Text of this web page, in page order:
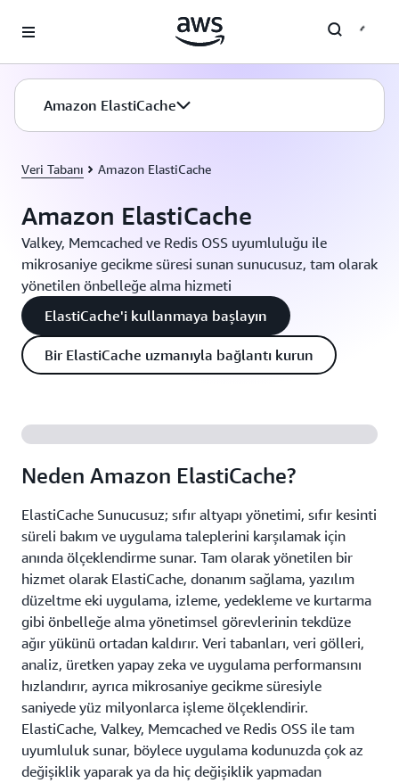
Amazon ElastiCache
Veri Tabanı Amazon ElastiCache
Amazon ElastiCache
Valkey, Memcached ve Redis OSS uyumluluğu ile
mikrosaniye gecikme süresi sunan sunucusuz, tam olarak
yönetilen önbelleğe alma hizmeti
ElastiCache'i kullanmaya başlayın
Bir ElastiCache uzmanıyla bağlantı kurun
Neden Amazon ElastiCache?
ElastiCache Sunucusuz; sıfır altyapı yönetimi, sıfır kesinti
süreli bakım ve uygulama taleplerini karşılamak için
anında ölçeklendirme sunar. Tam olarak yönetilen bir
hizmet olarak ElastiCache, donanım sağlama, yazılım
düzeltme eki uygulama, izleme, yedekleme ve kurtarma
gibi önbelleğe alma yönetimsel görevlerinin tekdüze
ağır yükünü ortadan kaldırır. Veri tabanları, veri gölleri,
analiz, üretken yapay zeka ve uygulama performansını
hızlandırır, ayrıca mikrosaniye gecikme süresiyle
saniyede yüz milyonlarca işleme ölçeklendirir.
ElastiCache, Valkey, Memcached ve Redis OSS ile tam
uyumluluk sunar, böylece uygulama kodunuzda çok az
değişiklik yaparak ya da hiç değişiklik yapmadan